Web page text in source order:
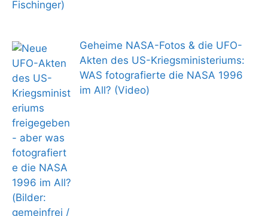
Geheime NASA-Fotos & die UFO-
Akten des US-Kriegsministeriums:
WAS fotografierte die NASA 1996
im All? (Video)